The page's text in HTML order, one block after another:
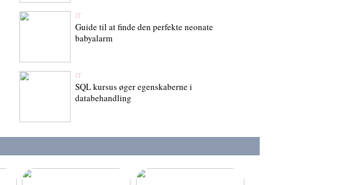
IT
Guide til at finde den perfekte neonate
babyalarm
IT
SQL kursus øger egenskaberne i
databehandling